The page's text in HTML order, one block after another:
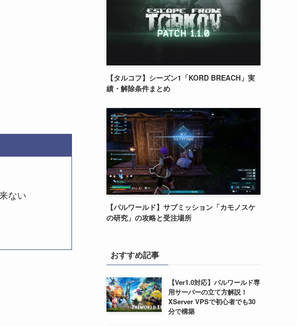
ない
【タルコフ】シーズン1「KORD BREACH」実
績・解除条件まとめ
【パルワールド】サブミッション「カモノスケ
の研究」の攻略と受注場所
おすすめ記事
【Ver1.0対応】パルワールド専
用サーバーの立て方解説！
XServer VPSで初心者でも30
分で構築